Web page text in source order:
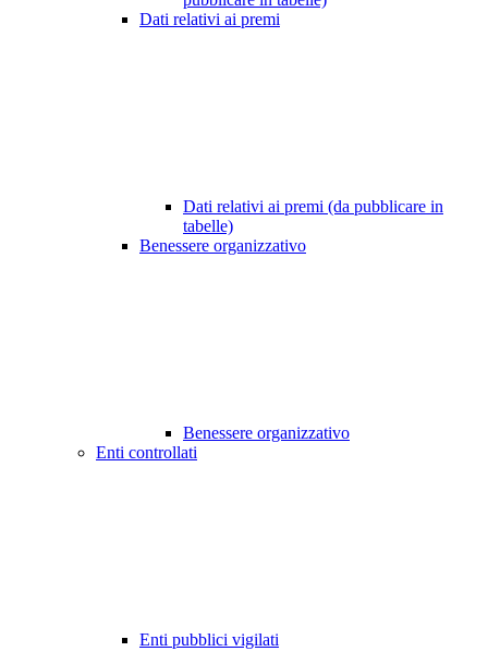
Dati relativi ai premi
Dati relativi ai premi (da pubblicare in
tabelle)
Benessere organizzativo
Benessere organizzativo
Enti controllati
Enti pubblici vigilati